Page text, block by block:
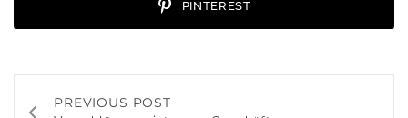
PINTEREST
PREVIOUS POST